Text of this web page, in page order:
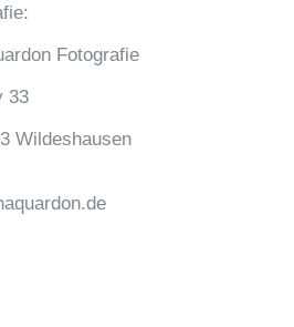
Fotografie
33
Wildeshausen